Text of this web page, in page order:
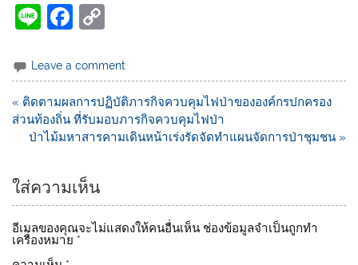
Li
e
F
c
e
b
o
o
k
p
y
Li
n
Leave a comment
« ติดตามผลการปฏิบัติภารกิจควบคุมไฟป่าขององค์กรปกครอง
ส่วนท้องถิ่น ที่รับมอบภารกิจควบคุมไฟป่า
ป่าไม้มหาสารคามเดินหน้าเร่งรัดจัดทำแผนจัดการป่าชุมชน »
ใส่ความเห็น
อีเมลของคุณจะไม่แสดงให้คนอื่นเห็น ช่องข้อมูลจำเป็นถูกทำ
เครื่องหมาย *